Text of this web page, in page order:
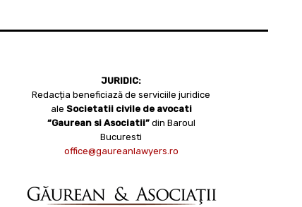
JURIDIC:
Redacția beneficiază de serviciile juridice
ale Societatii civile de avocati
“Gaurean si Asociatii” din Baroul
Bucuresti
office@gaureanlawyers.ro